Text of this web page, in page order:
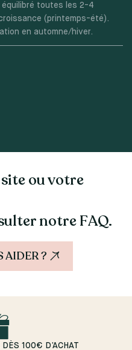
équilibré toutes les 2-4
(printemps-été).
en automne/hiver.
ou votre
notre FAQ.
AIDER ?
100€ D’ACHAT